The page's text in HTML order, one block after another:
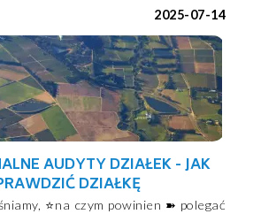
2025-07-14
AUDYTY DZIAŁEK - JAK
DZIAŁKĘ
⭐na czym powinien ➽ polegać